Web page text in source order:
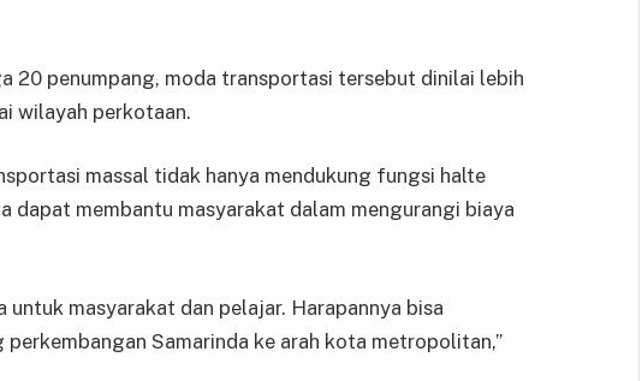
20 penumpang, moda transportasi tersebut dinilai lebih
wilayah perkotaan.
massal tidak hanya mendukung fungsi halte
membantu masyarakat dalam mengurangi biaya
masyarakat dan pelajar. Harapannya bisa
perkembangan Samarinda ke arah kota metropolitan,”